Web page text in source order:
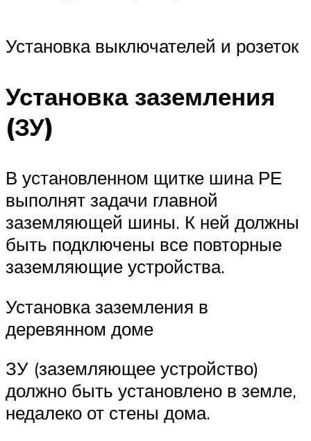
Установка выключателей и розеток
Установка заземления
(ЗУ)
В установленном щитке шина РЕ
выполнят задачи главной
заземляющей шины. К ней должны
быть подключены все повторные
заземляющие устройства.
Установка заземления в
деревянном доме
ЗУ (заземляющее устройство)
должно быть установлено в земле,
недалеко от стены дома.